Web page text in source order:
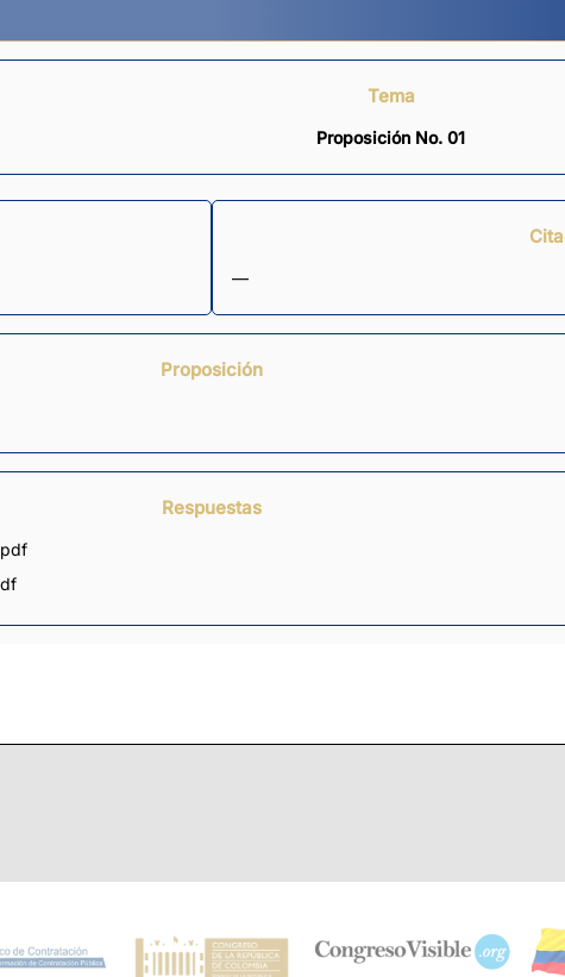
Tema
Proposición No. 01
—
Proposición
Respuestas